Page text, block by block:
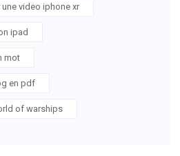
video iphone xr
ipad
mot
en pdf
of warships